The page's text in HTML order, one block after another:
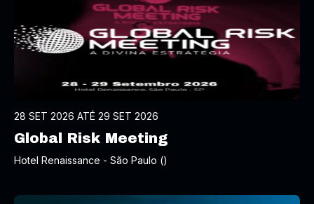
28 SET 2026 ATÉ 29 SET 2026
Global Risk Meeting
Hotel Renaissance - São Paulo ()